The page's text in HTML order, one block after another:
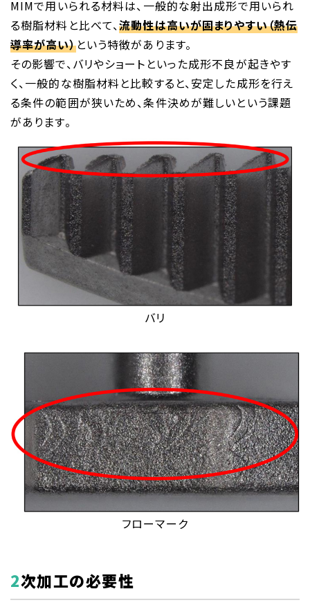
MIMで用いられる材料は、一般的な射出成形で用いられ
る樹脂材料と比べて、流動性は高いが固まりやすい（熱伝
導率が高い）という特徴があります。
その影響で、バリやショートといった成形不良が起きやす
く、一般的な樹脂材料と比較すると、安定した成形を行え
る条件の範囲が狭いため、条件決めが難しいという課題
があります。
バリ
フローマーク
2次加工の必要性